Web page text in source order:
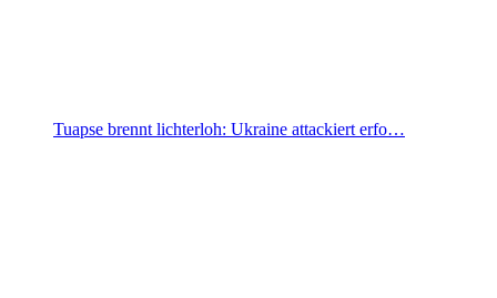
Tuapse brennt lichterloh: Ukraine attackiert erfo…